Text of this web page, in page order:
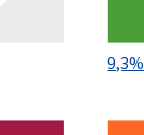
9,3%